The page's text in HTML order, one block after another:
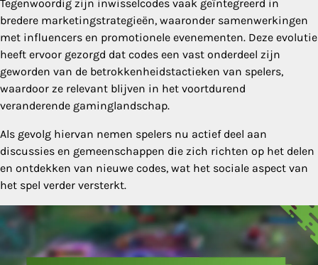
Tegenwoordig zijn inwisselcodes vaak geïntegreerd in
bredere marketingstrategieën, waaronder samenwerkingen
met influencers en promotionele evenementen. Deze evolutie
heeft ervoor gezorgd dat codes een vast onderdeel zijn
geworden van de betrokkenheidstactieken van spelers,
waardoor ze relevant blijven in het voortdurend
veranderende gaminglandschap.
Als gevolg hiervan nemen spelers nu actief deel aan
discussies en gemeenschappen die zich richten op het delen
en ontdekken van nieuwe codes, wat het sociale aspect van
het spel verder versterkt.